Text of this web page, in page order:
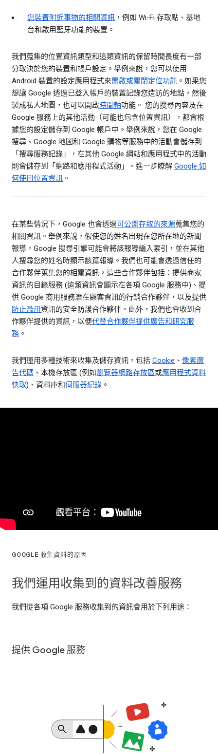
您裝置附近事物的相關資訊 ，例如 Wi-Fi 存取點、基地
台和啟用藍牙功能的裝置。
我們蒐集的位置資訊類型和這類資訊的保留時間長度有一部
分取決於您的裝置和帳戶設定。舉例來說，您可以使用
Android 裝置的設定應用程式來開啟或關閉定位功能 。如果您
想讓 Google 透過已登入帳戶的裝置記錄您造訪的地點，然後
製成私人地圖，也可以開啟時間軸功能。 您的搜尋內容及在
Google 服務上的其他活動（可能也包含位置資訊），都會根
據您的設定儲存到 Google 帳戶中。舉例來說，您在 Google
搜尋、Google 地圖和 Google 購物等服務中的活動會儲存到
「搜尋服務記錄」，在其他 Google 網站和應用程式中的活動
則會儲存到「網路和應用程式活動」。進一步瞭解 Google 如
何使用位置資訊 。
在某些情況下，Google 也會透過可公開存取的來源蒐集您的
相關資訊。舉例來說，假使您的姓名出現在您所在地的新聞
報導，Google 搜尋引擎可能會將該報導編入索引，並在其他
人搜尋您的姓名時顯示該篇報導。我們也可能會透過信任的
合作夥伴蒐集您的相關資訊，這些合作夥伴包括：提供商家
資訊的目錄服務 (這類資訊會顯示在各項 Google 服務中)、提
供 Google 商用服務潛在顧客資訊的行銷合作夥伴，以及提供
防止濫用資訊的安全防護合作夥伴。此外，我們也會收到合
作夥伴提供的資訊，以便代替合作夥伴提供廣告和研究服
務 。
我們運用多種技術來收集及儲存資訊，包括 Cookie 、 像素廣
告代碼 、本機存放區 (例如瀏覽器網路存放區或應用程式資料
快取)、資料庫和伺服器紀錄 。
GOOGLE 收集資料的原因
我們運用收集到的資料改善服務
我們從各項 Google 服務收集到的資訊會用於下列用途：
提供 Google 服務